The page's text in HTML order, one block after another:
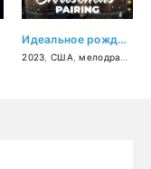
Идеальное рождественское сочетание
2023 США ,мелодрама